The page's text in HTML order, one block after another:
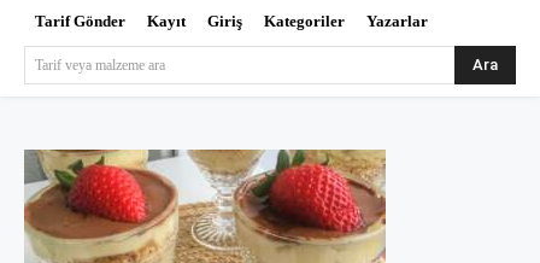
Tarif Gönder Kayıt Giriş Kategoriler Yazarlar
Tarif veya malzeme ara Ara